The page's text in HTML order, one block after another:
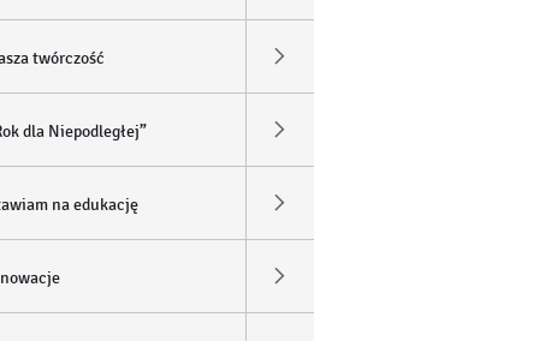
twórczość
dla Niepodległej”
na edukację